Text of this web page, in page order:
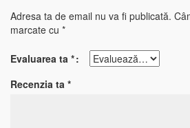
Adresa ta de email nu va fi publicată.
marcate cu *
Evaluarea ta *
Recenzia ta *